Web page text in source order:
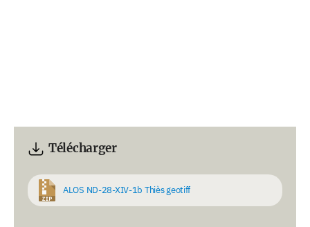
Télécharger
ALOS ND-28-XIV-1b Thiès geotiff